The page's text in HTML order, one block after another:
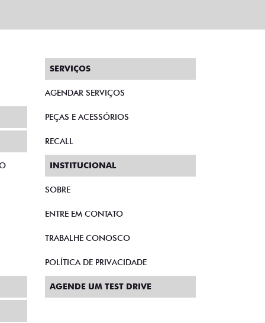
SERVIÇOS
AGENDAR SERVIÇOS
PEÇAS E ACESSÓRIOS
RECALL
INSTITUCIONAL
SOBRE
ENTRE EM CONTATO
TRABALHE CONOSCO
POLÍTICA DE PRIVACIDADE
AGENDE UM TEST DRIVE